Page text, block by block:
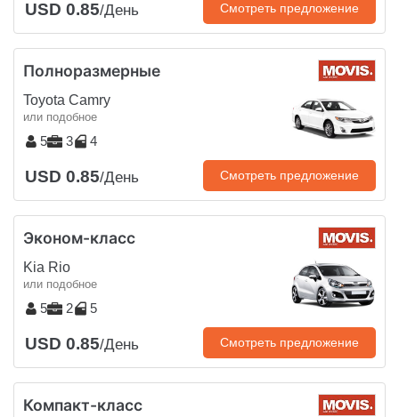
USD 0.85/День Смотреть предложение
Полноразмерные
Toyota Camry
или подобное
5 3 4
USD 0.85/День Смотреть предложение
Эконом-класс
Kia Rio
или подобное
5 2 5
USD 0.85/День Смотреть предложение
Компакт-класс